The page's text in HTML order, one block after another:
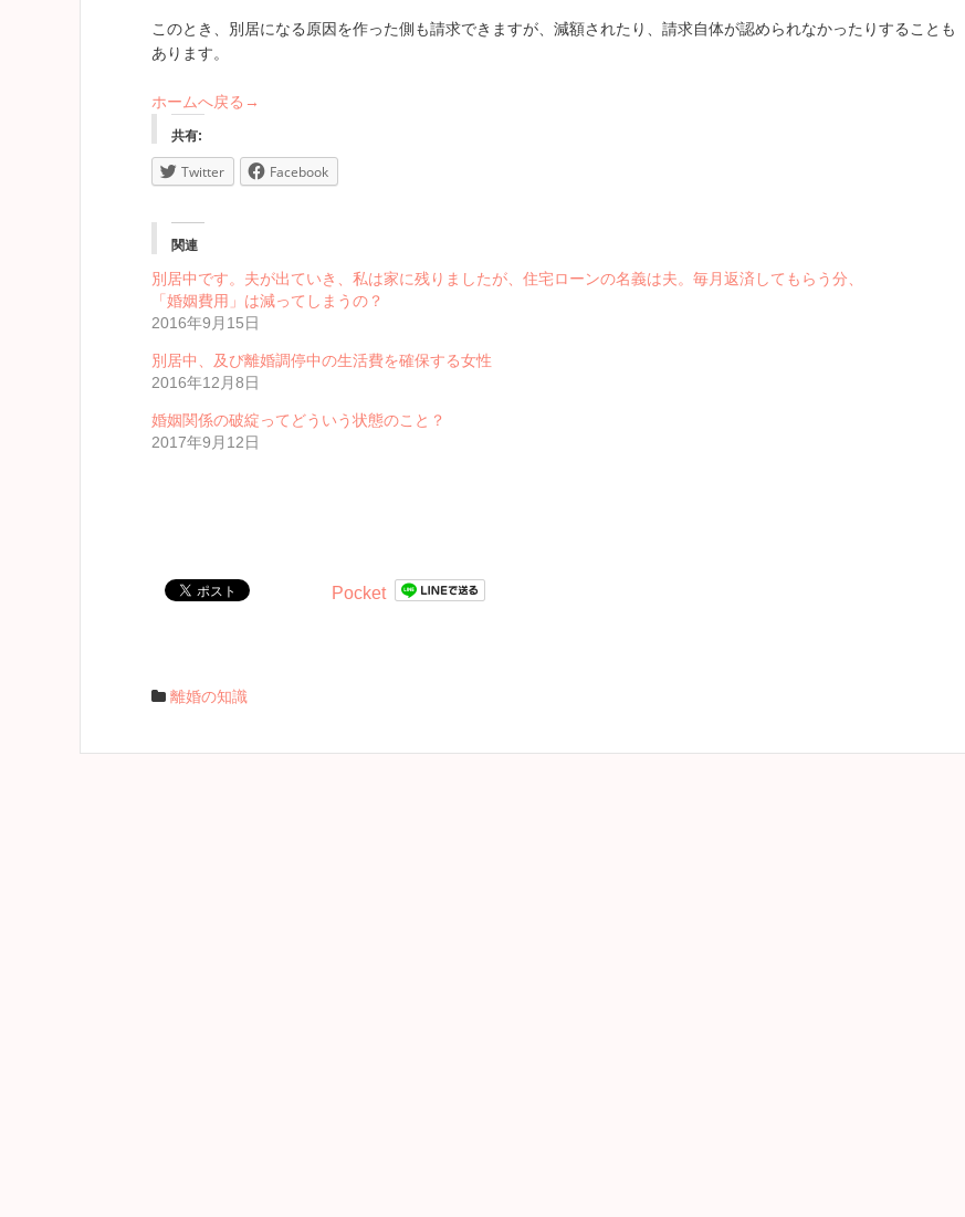
このとき、別居になる原因を作った側も請求できますが、減額されたり、請求自体が認められなかったりすることも
あります。
ホームへ戻る→
共有:
Twitter Facebook
関連
別居中です。夫が出ていき、私は家に残りましたが、住宅ローンの名義は夫。毎月返済してもらう分、
「婚姻費用」は減ってしまうの？
2016年9月15日
別居中、及び離婚調停中の生活費を確保する女性
2016年12月8日
婚姻関係の破綻ってどういう状態のこと？
2017年9月12日
Pocket
離婚の知識